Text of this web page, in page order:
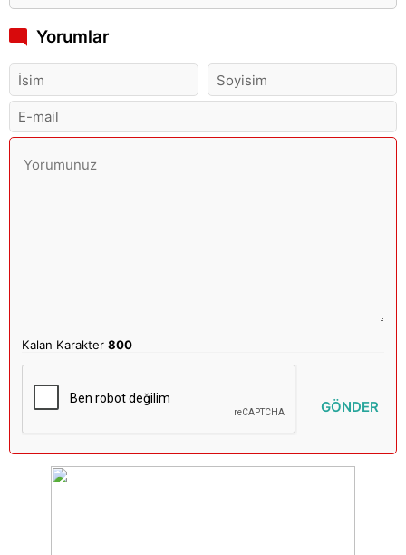
Yorumlar
Kalan Karakter800
GÖNDER